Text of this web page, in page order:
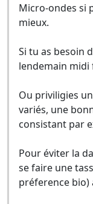
Micro-ondes si
mieux.
Si tu as besoin
lendemain midi
Ou priviligies
variés, une
consistant par
Pour éviter la
se faire une
préference bio)